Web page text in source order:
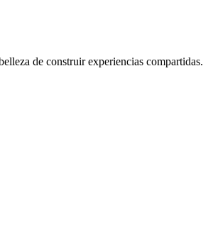
de construir experiencias compartidas.